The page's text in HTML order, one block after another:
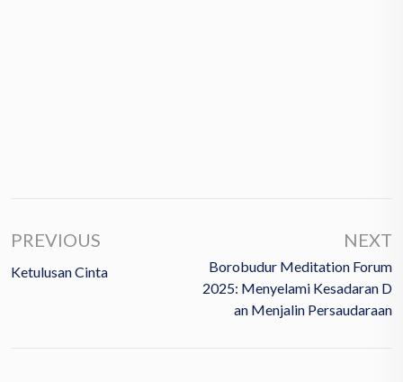
PREVIOUS
Ketulusan Cinta
NEXT
Borobudur Meditation Forum
2025: Menyelami Kesadaran D
An Menjalin Persaudaraan